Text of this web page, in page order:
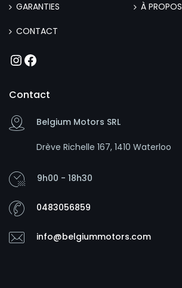
GARANTIES À PROPOS
CONTACT
Instagram
Facebook
Contact
Belgium Motors SRL
Drève Richelle 167, 1410 Waterloo
9h00 - 18h30
0483056859
info@belgiummotors.com